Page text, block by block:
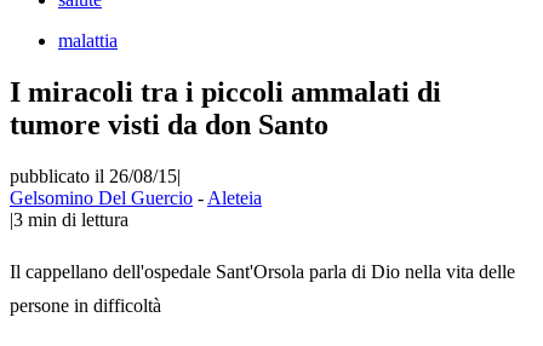
malattia
I miracoli tra i piccoli ammalati di
tumore visti da don Santo
pubblicato il 26/08/15|
Gelsomino Del Guercio - Aleteia
|3 min di lettura
Il cappellano dell'ospedale Sant'Orsola parla di Dio nella vita delle
persone in difficoltà